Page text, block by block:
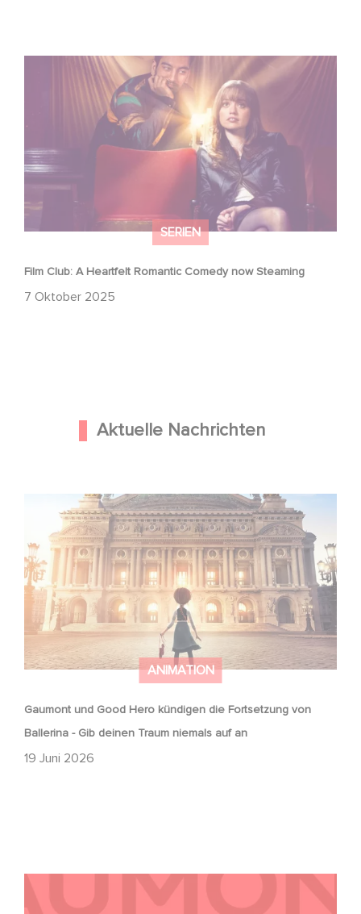
SERIEN
Film Club: A Heartfelt Romantic Comedy now Steaming
7 Oktober 2025
Film Club: A Heartfelt Romantic Comedy now Steaming
Aktuelle Nachrichten
ANIMATION
Gaumont und Good Hero kündigen die Fortsetzung von
Ballerina - Gib deinen Traum niemals auf an
19 Juni 2026
Gaumont und Good Hero kündigen die Fortsetzung von
Ballerina - Gib deinen Traum niemals auf an